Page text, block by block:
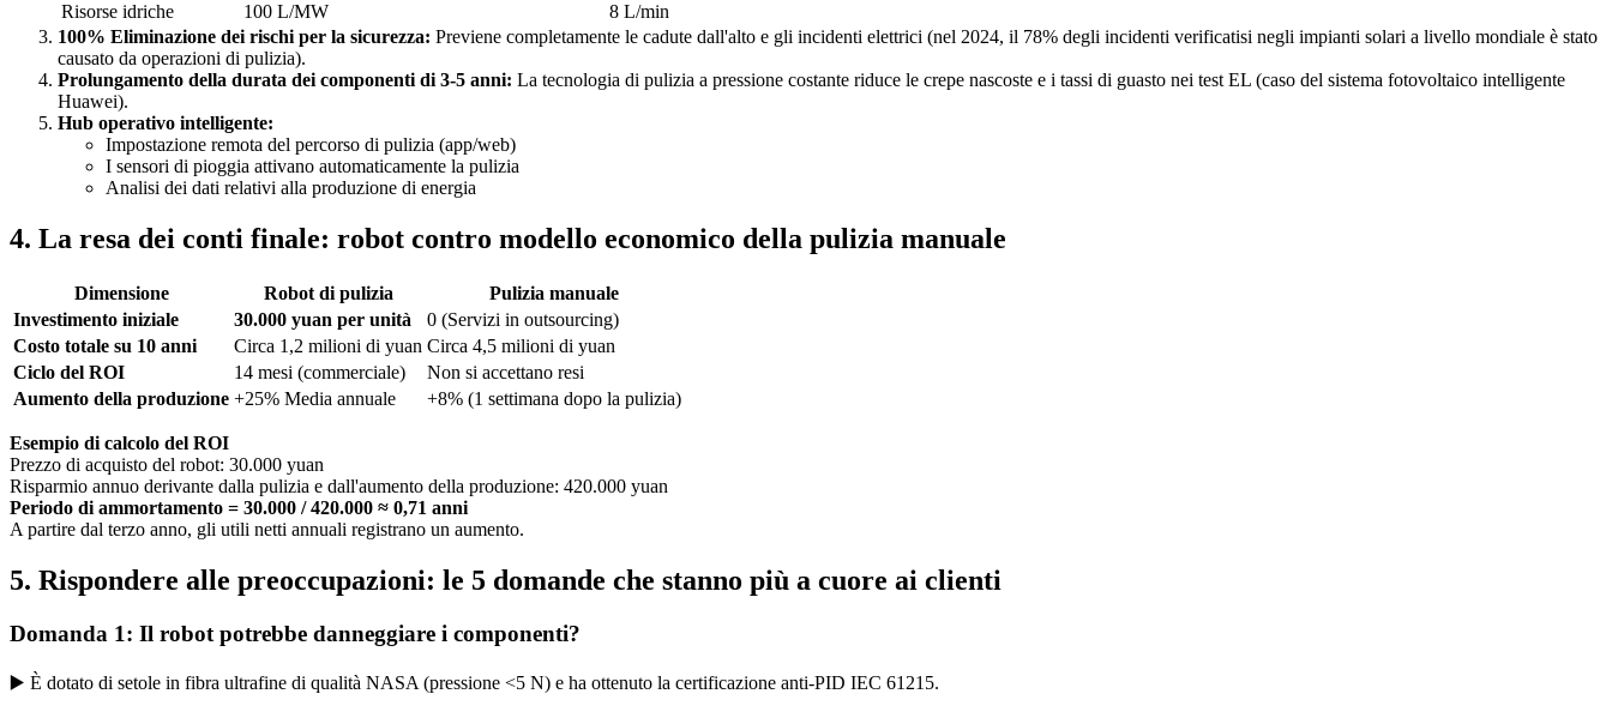
Risorse idriche
100 L/MW
8 L/min
100% Eliminazione dei rischi per la sicurezza: Previene completamente le cadute dall'alto e gli incidenti elettrici (nel 2024, il 78% degli incidenti verificatisi negli impianti solari a livello mondiale è stato
causato da operazioni di pulizia).
Prolungamento della durata dei componenti di 3-5 anni: La tecnologia di pulizia a pressione costante riduce le crepe nascoste e i tassi di guasto nei test EL (caso del sistema fotovoltaico intelligente
Huawei).
Hub operativo intelligente:
Impostazione remota del percorso di pulizia (app/web)
I sensori di pioggia attivano automaticamente la pulizia
Analisi dei dati relativi alla produzione di energia
4. La resa dei conti finale: robot contro modello economico della pulizia manuale
Dimensione Robot di pulizia
Pulizia manuale
Investimento iniziale
30.000 yuan per unità
0 (Servizi in outsourcing)
Costo totale su 10 anni
Circa 1,2 milioni di yuan Circa 4,5 milioni di yuan
Ciclo del ROI
14 mesi (commerciale)
Non si accettano resi
Aumento della produzione +25% Media annuale +8% (1 settimana dopo la pulizia)
Esempio di calcolo del ROI
Prezzo di acquisto del robot: 30.000 yuan
Risparmio annuo derivante dalla pulizia e dall'aumento della produzione: 420.000 yuan
Periodo di ammortamento = 30.000 / 420.000 ≈ 0,71 anni
A partire dal terzo anno, gli utili netti annuali registrano un aumento.
5. Rispondere alle preoccupazioni: le 5 domande che stanno più a cuore ai clienti
Domanda 1: Il robot potrebbe danneggiare i componenti?
▶️ È dotato di setole in fibra ultrafine di qualità NASA (pressione <5 N) e ha ottenuto la certificazione anti-PID IEC 61215.